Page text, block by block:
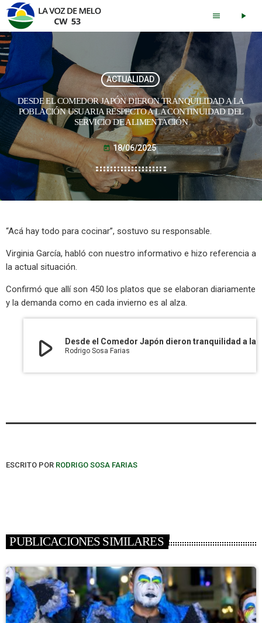
menu play_arrow
ACTUALIDAD
DESDE EL COMEDOR JAPÓN DIERON TRANQUILIDAD A LA
POBLACIÓN USUARIA RESPECTO A LA CONTINUIDAD DEL
SERVICIO DE ALIMENTACIÓN
today 18/06/2025
“Acá hay todo para cocinar”, sostuvo su responsable.
Virginia García, habló con nuestro informativo e hizo referencia a
la actual situación.
Confirmó que allí son 450 los platos que se elaboran diariamente
y la demanda como en cada invierno es al alza.
play_arrow Rodrigo Sosa Farias
ESCRITO POR RODRIGO SOSA FARIAS
PUBLICACIONES SIMILARES